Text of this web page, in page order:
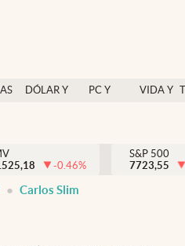
DÓLAR Y
PC Y
VIDA Y
México
-0.46%
S&P 500
7723,55
Carlos Slim